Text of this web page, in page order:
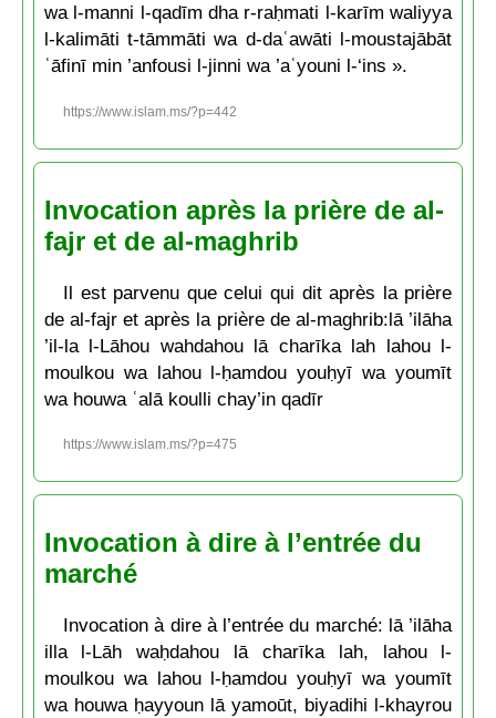
wa l-manni l-qadīm dha r-raḥmati l-karīm waliyya
l-kalimāti t-tāmmāti wa d-daʿawāti l-moustajābāt
ʿāfinī min ’anfousi l-jinni wa ’aʿyouni l-‘ins ».
https://www.islam.ms/?p=442
Invocation après la prière de al-
fajr et de al-maghrib
Il est parvenu que celui qui dit après la prière
de al-fajr et après la prière de al-maghrib:lā ’ilāha
’il-la l-Lāhou wahdahou lā charīka lah lahou l-
moulkou wa lahou l-ḥamdou youḥyī wa youmīt
wa houwa ʿalā koulli chay’in qadīr
https://www.islam.ms/?p=475
Invocation à dire à l’entrée du
marché
Invocation à dire à l’entrée du marché: lā ’ilāha
illa l-Lāh waḥdahou lā charīka lah, lahou l-
moulkou wa lahou l-ḥamdou youḥyī wa youmīt
wa houwa ḥayyoun lā yamoūt, biyadihi l-khayrou